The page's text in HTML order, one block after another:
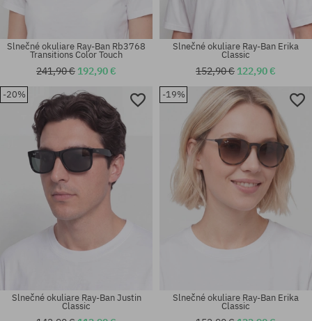
Dostupné veľkosti:
Dostupné veľkosti:
Slnečné okuliare Ray-Ban Rb3768
Transitions Color Touch
241,90 € 192,90 €
Slnečné okuliare Ray-Ban Erika
Classic
152,90 € 122,90 €
-20%
Slnečné okuliare Ray-Ban Justin
Classic
-19%
Slnečné okuliare Ray-Ban Erika
Classic